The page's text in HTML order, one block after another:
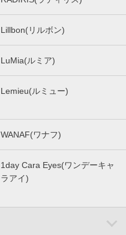
Lillbon(リルボン)
LuMia(ルミア)
Lemieu(ルミュー)
WANAF(ワナフ)
1day Cara Eyes(ワンデーキャ
ラアイ)